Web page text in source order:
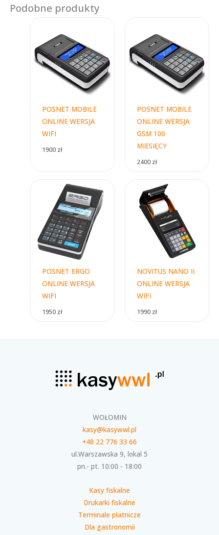
Podobne produkty
POSNET MOBILE
ONLINE WERSJA
WIFI
1900 zł
POSNET MOBILE
ONLINE WERSJA
GSM 100
MIESIĘCY
2400 zł
POSNET ERGO
ONLINE WERSJA
WIFI
1950 zł
NOVITUS NANO II
ONLINE WERSJA
WIFI
1990 zł
WOŁOMIN
kasy@kasywwl.pl
+48 22 776 33 66
ul.Warszawska 9, lokal 5
pn.- pt. 10:00 - 18:00
Kasy fiskalne
Drukarki fiskalne
Terminale płatnicze
Dla gastronomii